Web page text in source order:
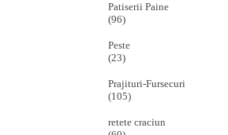
Patiserii Paine
(96)
Peste
(23)
Prajituri-Fursecuri
(105)
retete craciun